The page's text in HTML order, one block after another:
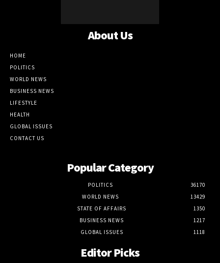
About Us
HOME
POLITICS
WORLD NEWS
BUSINESS NEWS
LIFESTYLE
HEALTH
GLOBAL ISSUES
CONTACT US
Popular Category
POLITICS
36170
WORLD NEWS
13429
STATE OF AFFAIRS
1350
BUSINESS NEWS
1217
GLOBAL ISSUES
1118
Editor Picks